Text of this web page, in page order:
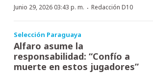
Junio 29, 2026 03:43 p. m. · Redacción D10
Selección Paraguaya
Alfaro asume la
responsabilidad: “Confío a
muerte en estos jugadores”